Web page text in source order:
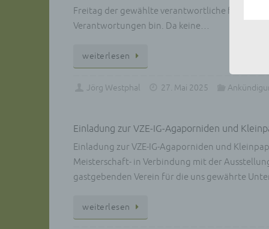
Freitag der gewählte verantwortliche für
Verantwortungen bin. Da keine…
wei­ter­le­sen
Jörg Westphal 27. Mai 2025
Einladung zur VZE-IG-Agaporniden und
Einladung zur VZE-IG-Agaporniden und
Meisterschaft- in Verbindung mit der
gastgebenden Verein für die uns gewährte
wei­ter­le­sen
f)
einer